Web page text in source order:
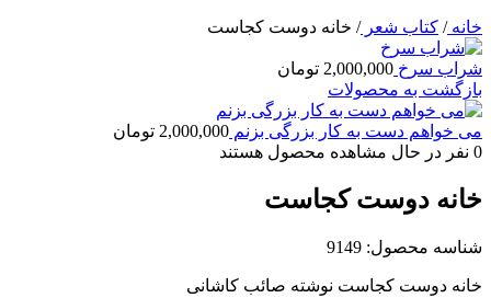
خانه/ کتاب شعر/ خانه دوست کجاست
شراب سرخ 2,000,000 تومان
بازگشت به محصولات
می خواهم دست به کار بزرگی بزنم 2,000,000 تومان
0 نفر در حال مشاهده محصول هستند
خانه دوست کجاست
شناسه محصول: 9149
خانه دوست کجاست نوشته صائب کاشانی